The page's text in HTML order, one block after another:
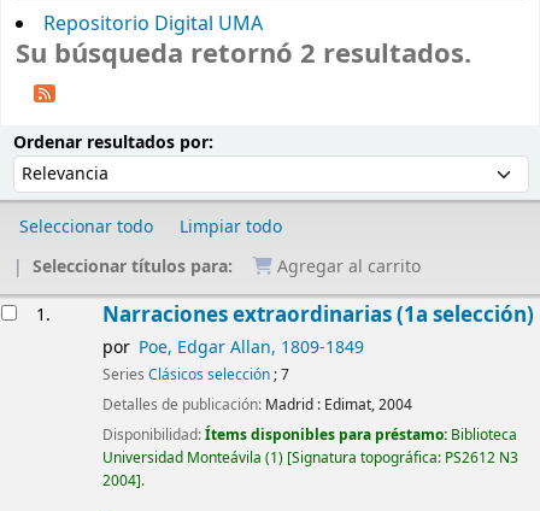
Repositorio Digital UMA
Su búsqueda retornó 2 resultados.
Ordenar resultados por:
Seleccionar todo
Limpiar todo
Seleccionar títulos para:
Agregar al carrito
1. Narraciones extraordinarias (1a selección)
por Poe, Edgar Allan, 1809-1849
Series Clásicos selección; 7
Detalles de publicación: Madrid : Edimat,2004
Disponibilidad:Ítems disponibles para préstamo: Biblioteca
Universidad Monteávila (1) Signatura topográfica: PS2612 N3
2004 .